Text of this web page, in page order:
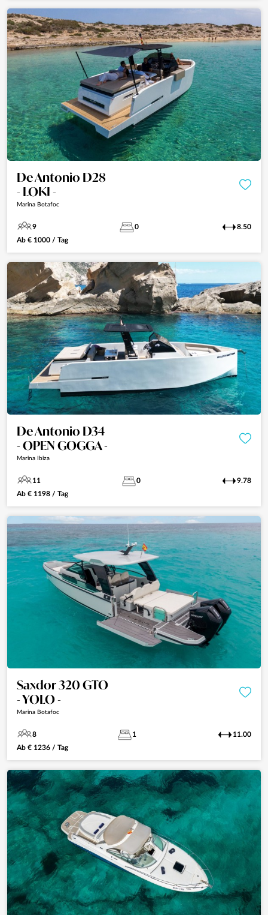
De Antonio D28
- LOKI -
Marina Botafoc
9 0
8.50
Ab € 1000 / Tag
De Antonio D34
- OPEN GOGGA -
Marina Ibiza
11 0
9.78
Ab € 1198 / Tag
Saxdor 320 GTO
- YOLO -
Marina Botafoc
8 1
11.00
Ab € 1236 / Tag